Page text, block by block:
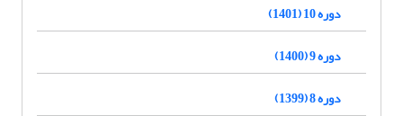
دوره 10 (1401)
دوره 9 (1400)
دوره 8 (1399)